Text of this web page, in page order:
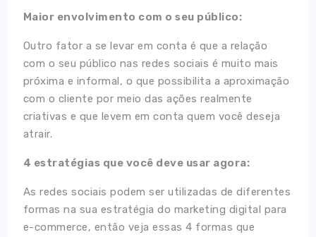
Serviços
Cases
Blog
Contato
Maior envolvimento com o seu público:
Outro fator a se levar em conta é que a relação
com o seu público nas redes sociais é muito mais
próxima e informal, o que possibilita a aproximação
com o cliente por meio das ações realmente
criativas e que levem em conta quem você deseja
atrair.
4 estratégias que você deve usar agora:
As redes sociais podem ser utilizadas de diferentes
formas na sua estratégia do marketing digital para
e-commerce, então veja essas 4 formas que